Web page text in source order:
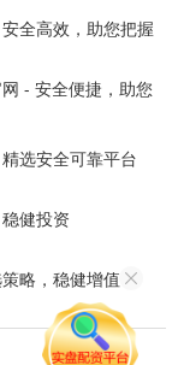
全高效，助您把握
- 安全便捷，助您
选安全可靠平台
健投资
略，稳健增值！